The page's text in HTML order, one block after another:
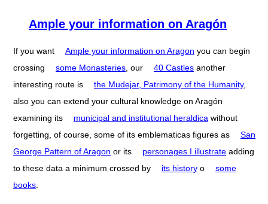
Ample your information on Aragón
If you want Ample your information on Aragon you can begin
crossing
some Monasteries , our 40 Castles another
interesting route is
the Mudejar, Patrimony of the Humanity,
also you can extend your cultural knowledge on Aragón
examining its
municipal and institutional heraldica without
forgetting, of course, some of its emblematicas figures as
San
George Pattern of Aragon or its personages I illustrate adding
to these data a minimum crossed by
its history o
some
books